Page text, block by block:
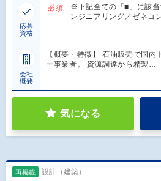
応募
資格
必須
※下記全ての「■」に該
ンジニアリング／ゼネコ
会社
概要
【概要・特徴】 石油販売で国
ー事業者。 資源調達から精製…
気になる
再掲載 設計（建築）